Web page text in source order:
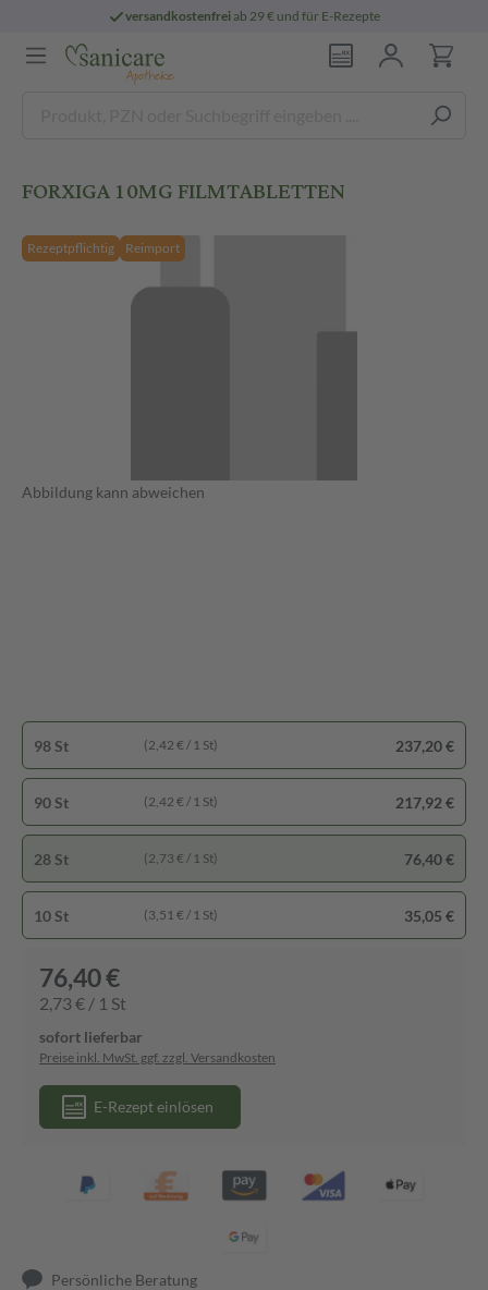
versandkostenfreiab 29 € und für E-Rezepte
FORXIGA 10MG FILMTABLETTEN
Rezeptpflichtig Reimport
Abbildung kann abweichen
98 St (2,42 € / 1 St) 237,20 €
90 St (2,42 € / 1 St) 217,92 €
28 St (2,73 € / 1 St) 76,40 €
10 St (3,51 € / 1 St) 35,05 €
76,40 €
2,73 € / 1 St
sofort lieferbar
Preise inkl. MwSt. ggf. zzgl. Versandkosten
E-Rezept einlösen
Persönliche Beratung